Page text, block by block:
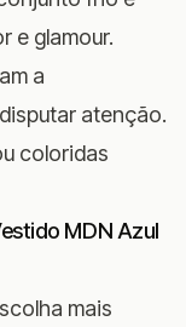
e glamour.
a
atenção.
coloridas
MDN Azul
mais